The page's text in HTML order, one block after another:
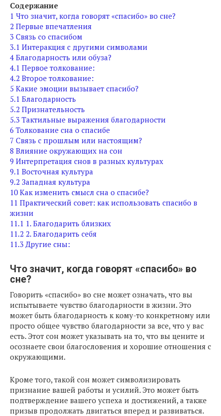
Содержание
1 Что значит, когда говорят «спасибо» во сне?
2 Первые впечатления
3 Связь со спасибом
3.1 Интеракция с другими символами
4 Благодарность или обуза?
4.1 Первое толкование:
4.2 Второе толкование:
5 Какие эмоции вызывает спасибо?
5.1 Благодарность
5.2 Признательность
5.3 Тактильные выражения благодарности
6 Толкование сна о спасибе
7 Связь с прошлым или настоящим?
8 Влияние окружающих на сон
9 Интерпретация снов в разных культурах
9.1 Восточная культура
9.2 Западная культура
10 Как изменить смысл сна о спасибе?
11 Практический совет: как использовать спасибо в
жизни
11.1 1. Благодарить близких
11.2 2. Благодарить себя
11.3 Другие сны:
Что значит, когда говорят «спасибо» во
сне?
Говорить «спасибо» во сне может означать, что вы
испытываете чувство благодарности в жизни. Это
может быть благодарность к кому-то конкретному или
просто общее чувство благодарности за все, что у вас
есть. Этот сон может указывать на то, что вы цените и
осознаете свои благословения и хорошие отношения с
окружающими.
Кроме того, такой сон может символизировать
признание вашей работы и усилий. Это может быть
подтверждение вашего успеха и достижений, а также
призыв продолжать двигаться вперед и развиваться.